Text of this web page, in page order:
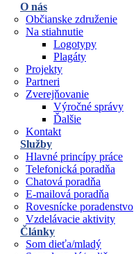
O nás
Občianske združenie
Na stiahnutie
Logotypy
Plagáty
Projekty
Partneri
Zverejňovanie
Výročné správy
Ďalšie
Kontakt
Služby
Hlavné princípy práce
Telefonická poradňa
Chatová poradňa
E-mailová poradňa
Rovesnícke poradenstvo
Vzdelávacie aktivity
Články
Som dieťa/mladý